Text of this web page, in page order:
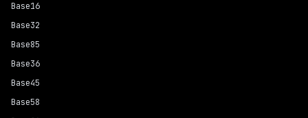
Base16
Base32
Base85
Base36
Base45
Base58